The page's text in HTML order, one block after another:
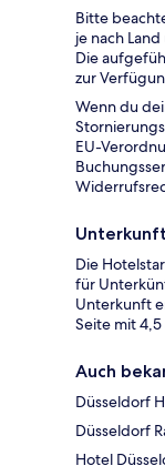
Bitte
je nach
Die
zur
Wenn du
EU-
Die
für
Unterkunft
Seite mit
Auch
Düsseldorf
Düsseldorf
Hotel